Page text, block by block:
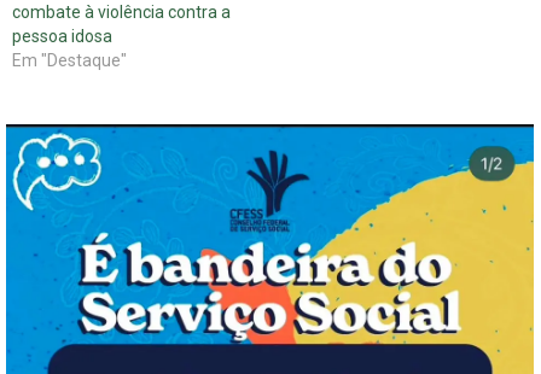
combate à violência contra a
pessoa idosa
Em "Destaque"